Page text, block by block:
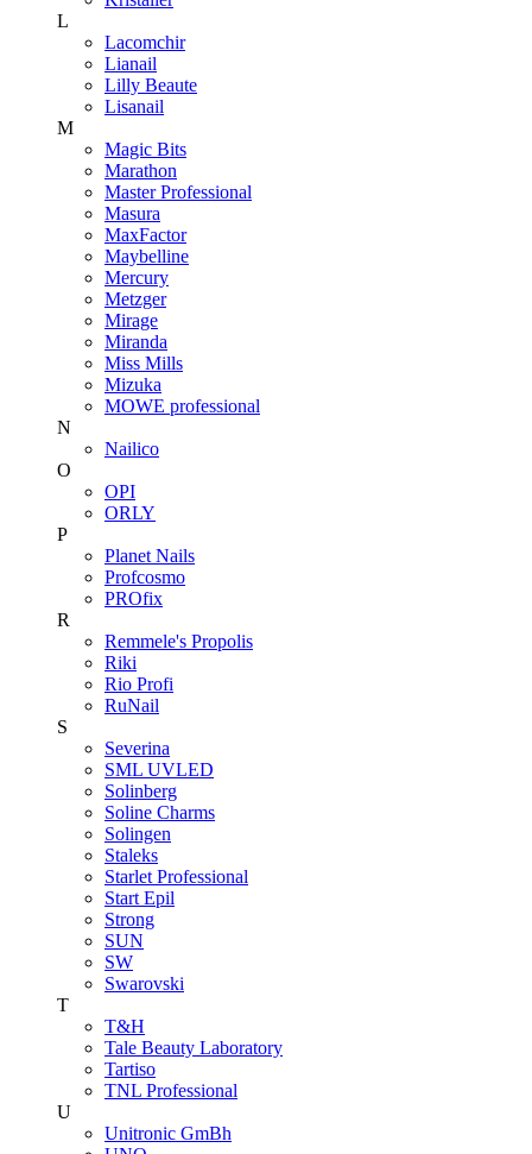
L
Lacomchir
Lianail
Lilly Beaute
Lisanail
M
Magic Bits
Marathon
Master Professional
Masura
MaxFactor
Maybelline
Mercury
Metzger
Mirage
Miranda
Miss Mills
Mizuka
MOWE professional
N
Nailico
O
OPI
ORLY
P
Planet Nails
Profcosmo
PROfix
R
Remmele's Propolis
Riki
Rio Profi
RuNail
S
Severina
SML UVLED
Solinberg
Soline Charms
Solingen
Staleks
Starlet Professional
Start Epil
Strong
SUN
SW
Swarovski
T
T&H
Tale Beauty Laboratory
Tartiso
TNL Professional
U
Unitroniс GmBh